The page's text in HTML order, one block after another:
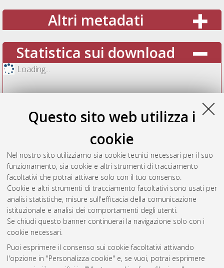
Questo sito web utilizza i
cookie
Nel nostro sito utilizziamo sia cookie tecnici necessari per il suo
funzionamento, sia cookie e altri strumenti di tracciamento
facoltativi che potrai attivare solo con il tuo consenso.
Cookie e altri strumenti di tracciamento facoltativi sono usati per
analisi statistiche, misure sull'efficacia della comunicazione
istituzionale e analisi dei comportamenti degli utenti.
Se chiudi questo banner continuerai la navigazione solo con i
cookie necessari.
Puoi esprimere il consenso sui cookie facoltativi attivando
l'opzione in "Personalizza cookie" e, se vuoi, potrai esprimere
Altri metadati
Statistica sui download
Loading...
Vedi altre statistiche
Gestione del documento:
Atom
AMS Acta
ISSN: 2038-7954